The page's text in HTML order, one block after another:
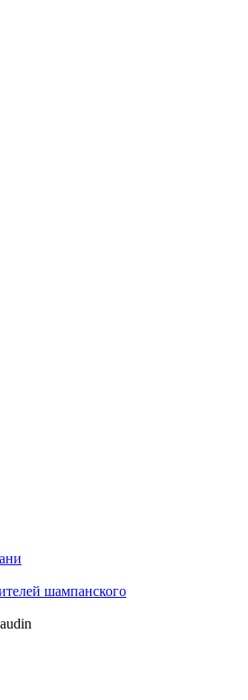
шампанского